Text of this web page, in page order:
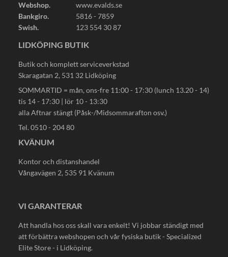
Webshop.
www.evalds.se
Bankgiro.
5816 - 7859
Swish.
123 554 30 87
LIDKÖPING BUTIK
Butik och komplett serviceverkstad
Skaragatan 2, 531 32 Lidköping
SOMMARTID = mån, ons-fre 11:00 - 17:30 (lunch 13.20 - 14)
tis 14 - 17:30 | lör 10 - 13:30
alla Aftnar stängt (Påsk-/Midsommarafton osv.)
Tel. 0510 - 204 80
KVÄNUM
Kontor och distanshandel
Vångavägen 2, 535 91 Kvänum
VI GARANTERAR
Att handla hos oss skall vara enkelt! Vi jobbar ständigt med
att förbättra webshopen och vår fysiska butik - Specialized
Elite Store - i Lidköping.